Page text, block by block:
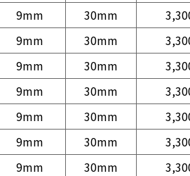
9mm 30mm
9mm 30mm
9mm 30mm
9mm 30mm
9mm 30mm
9mm 30mm
9mm 30mm